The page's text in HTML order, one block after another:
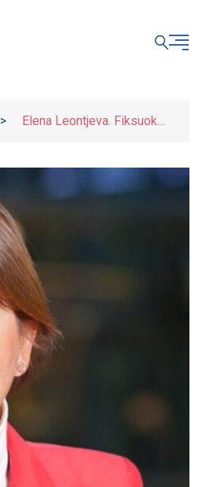
>
Elena Leontjeva. Fiksuok
UŽDARYTI